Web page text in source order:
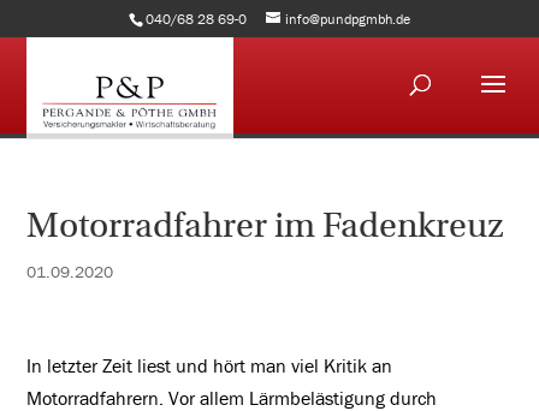
040/68 28 69-0 info@pundpgmbh.de
Motorradfahrer im Fadenkreuz
01.09.2020
In letzter Zeit liest und hört man viel Kritik an
Motorradfahrern. Vor allem Lärmbelästigung durch